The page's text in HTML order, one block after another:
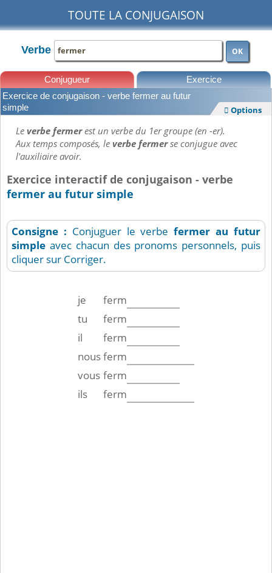
TOUTE LA CONJUGAISON
Verbe OK
Conjugueur Exercice
Exercice de conjugaison - verbe fermer au futur
simple
 Options
Leverbe fermerest un verbe du 1er groupe (en -er).
Aux temps composés, leverbe fermerse conjugue avec
l'auxiliaire avoir.
Exercice interactif de conjugaison - verbe
fermer au futur simple
Consigne : Conjuguer le verbefermer au futur
simple avec chacun des pronoms personnels, puis
cliquer sur Corriger.
je
ferm
tu
ferm
il
ferm
nousferm
vous ferm
ils
ferm